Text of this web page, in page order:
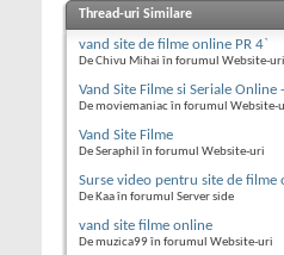
Thread-uri Similare
vand site de filme online PR 4`
De Chivu Mihai în forumul Website-uri
Vand Site Filme si Seriale
De moviemaniac în forumul Website-
Vand Site Filme
De Seraphil în forumul Website-uri
Surse video pentru site de filme
De Kaa în forumul Server side
vand site filme online
De muzica99 în forumul Website-uri